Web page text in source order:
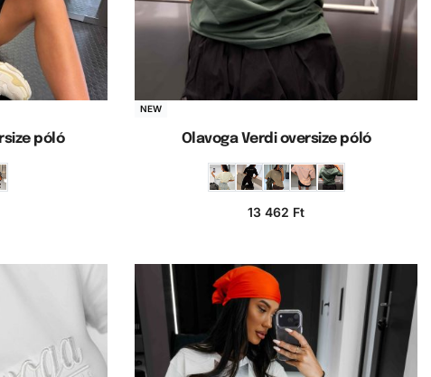
póló
NEW
Olavoga Verdi oversize póló
13 462 Ft